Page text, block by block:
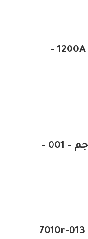
باتيك فيليب 7118 / – 1200A – 010 –
باتيك فيليب 7118 / – 1450 جم – 001 –